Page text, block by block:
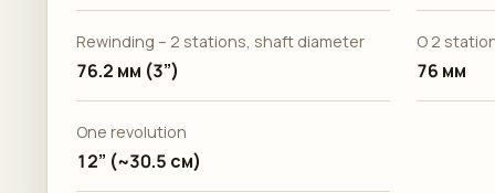
Rewinding – 2 stations, shaft diameter
76.2 мм (3”)
O 2
76 мм
One revolution
12” (~30.5 см)